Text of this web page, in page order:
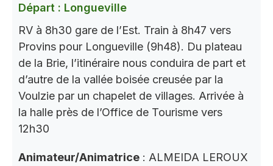
Départ : Longueville
RV à 8h30 gare de l’Est. Train à 8h47 vers
Provins pour Longueville (9h48). Du plateau
de la Brie, l’itinéraire nous conduira de part et
d’autre de la vallée boisée creusée par la
Voulzie par un chapelet de villages. Arrivée à
la halle près de l’Office de Tourisme vers
12h30
Animateur/Animatrice : ALMEIDA LEROUX